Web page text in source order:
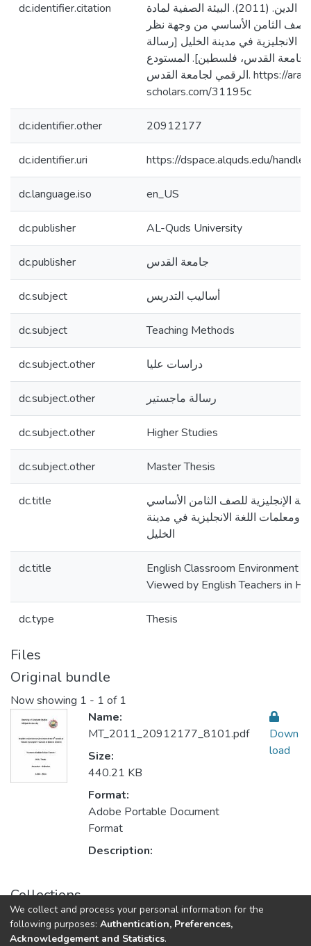
dc.identifier.citation
التميمي، ياسمين علاء الدين. (2011). البيئة الصفية لمادة
للصف الثامن الأساسي من وجهة نظر
الانجليزية في مدينة الخليل [رسالة
جامعة القدس، فلسطين]. المستودع
الرقمي لجامعة القدس. https://arab-
scholars.com/31195c
dc.identifier.other 20912177
dc.identifier.uri https://dspace.alquds.edu/
dc.language.iso en_US
dc.publisher AL-Quds University
dc.publisher جامعة القدس
dc.subject أساليب التدريس
dc.subject Teaching Methods
dc.subject.other دراسات عليا
dc.subject.other رسالة ماجستير
dc.subject.other Higher Studies
dc.subject.other Master Thesis
dc.title
الإنجليزية للصف الثامن الأساسي
اللغة الانجليزية في مدينة
الخليل
dc.title
English Classroom Environment
Viewed by English Teachers in
dc.type Thesis
Files
Original bundle
Now showing 1 - 1 of 1
Name:
MT_2011_20912177_8101.pdf
Size:
440.21 KB
Format:
Adobe Portable Document
Format
Description:
Down
load
Collections
Teaching Methods أساليب التدريس
We collect and process your personal information for the
following purposes: Authentication, Preferences,
Acknowledgement and Statistics.